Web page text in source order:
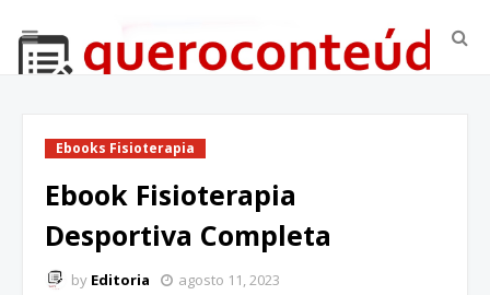
Ebooks Fisioterapia
Ebook Fisioterapia
Desportiva Completa
by Editoria agosto 11, 2023